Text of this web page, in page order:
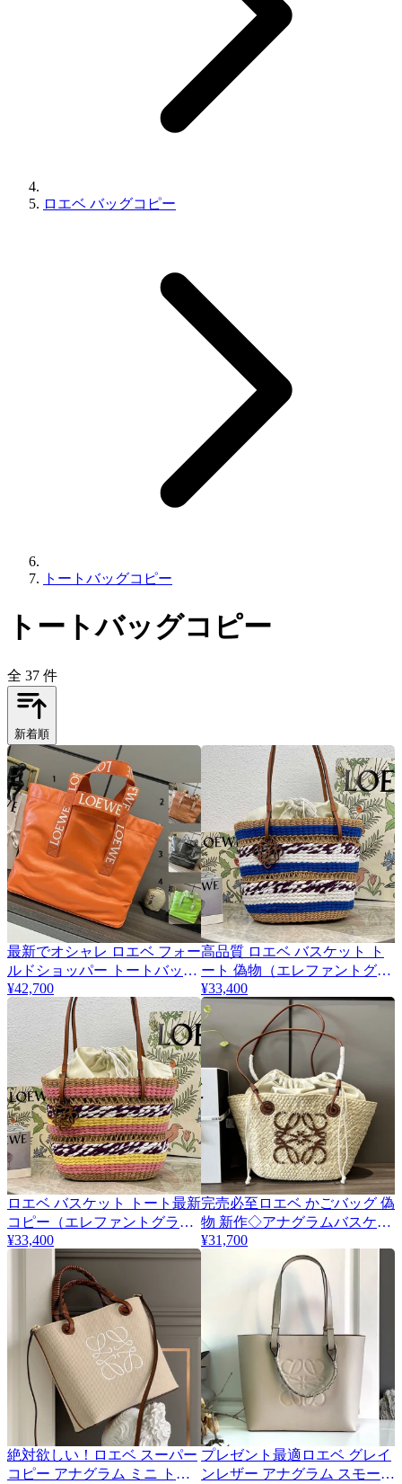
ロエベ バッグコピー
トートバッグコピー
トートバッグコピー
全 37 件
新着順
最新でオシャレ ロエベ フォー
ルドショッパー トートバッグ
偽物 lom60786
¥42,700
高品質 ロエベ バスケット ト
ート 偽物（エレファントグラ
ス＆カーフ） lod99101
¥33,400
ロエベ バスケット トート最新
コピー（エレファントグラス
＆カーフ） loy24331
¥33,400
完売必至ロエベ かごバッグ 偽
物 新作◇アナグラムバスケッ
トバッグ◇medium
¥31,700
絶対欲しい！ロエベ スーパー
コピー アナグラム ミニ トー
プレゼント最適ロエベ グレイ
ンレザー アナグラム スモール